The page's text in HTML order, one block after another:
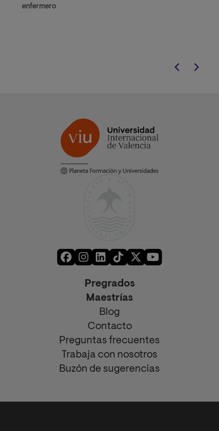
enfermero
Pregrados
Maestrías
Blog
Contacto
Preguntas frecuentes
Trabaja con nosotros
Buzón de sugerencias